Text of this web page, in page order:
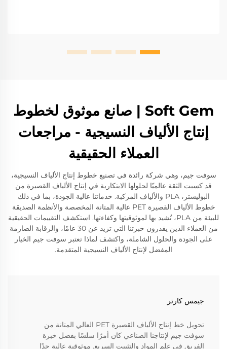
Soft Gem | صانع موثوق لخطوط
إنتاج الألياف النسيجية - مراجعات
العملاء الحقيقية
سوفت جيم، وهي شركة رائدة في تصنيع خطوط إنتاج الألياف النسيجية،
قد كسبت الثقة عالميًا لحلولها الابتكارية في إنتاج الألياف القصيرة من
البوليستر، PLA والألياف المركبة. خدماتنا عالية الجودة، بما في ذلك
خطوط الألياف القصيرة PET عالية المتانة المخصصة والأنظمة الصديقة
للبيئة من PLA، تُشيد بها لموثوقيتها وكفاءتها. استكشف التقييمات الحقيقية
من العملاء الذين يقدرون خبرتنا التي تزيد عن 30 عامًا، والرقابة الصارمة
على الجودة والحلول الشاملة، واكتشف لماذا تعتبر سوفت جيم الخيار
المفضل لإنتاج الألياف النسيجية المتقدمة.
جيمس كارتر
تحويل خط إنتاج الألياف القصيرة PET العالي المتانة من
سوفت جيم لإنتاجنا الصناعي كان أمرًا سلسًا بفضل خبرة
الفريق في علم المواد والتثبيت السريع. موثوقية عالية جدًا